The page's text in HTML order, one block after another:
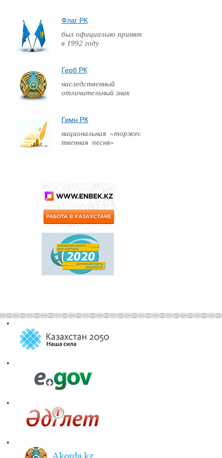
Флаг РК
был официально принят
в 1992 году
Герб РК
наследственный
отличительный знак
Гимн РК
национальная «торжес
твенная песня»